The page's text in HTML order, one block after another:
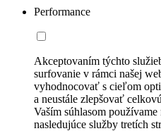
Performance
Akceptovaním týchto
surfovanie v rámci našej
vyhodnocovať s cieľom
a neustále zlepšovať
Vaším súhlasom
nasledujúce služby tretích